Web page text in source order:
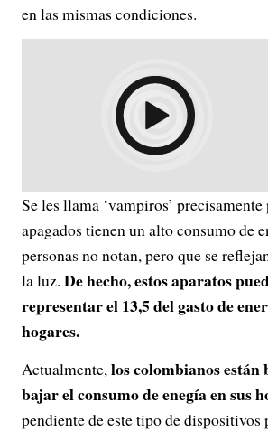
en las mismas condiciones.
Se les llama ‘vampiros’
apagados tienen un alto consumo de
personas no notan, pero que se
la luz. De hecho, estos aparatos
representar el 13,5 del gasto de
hogares.
Actualmente,los colombianos están
bajar el consumo de enegía en sus
pendiente de este tipo de dispositivos